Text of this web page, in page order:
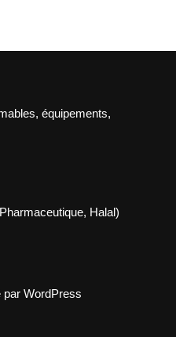
équipements,
Halal)
par WordPress